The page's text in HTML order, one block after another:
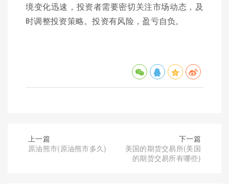
境变化迅速，投资者需要密切关注市场动态，及
时调整投资策略。投资有风险，盈亏自负。
上一篇
原油熊市(原油熊市多久)
下一篇
美国的期货交易所(美国
的期货交易所有哪些)